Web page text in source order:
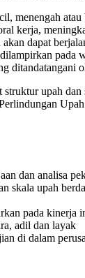
menengah
kerja,
dapat
pada
ditandatangani
upah
dan analisa
skala upah
pada kinerja
adil dan layak
di dalam